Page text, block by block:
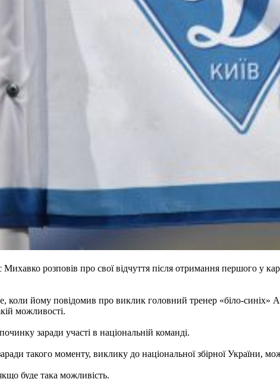
розповів про свої відчуття після отримання першого у
коли йому повідомив про виклик головний тренер «біло-
можливості.
заради участі в національній команді.
такого моменту, виклику до національної збірної України,
буде така можливість.